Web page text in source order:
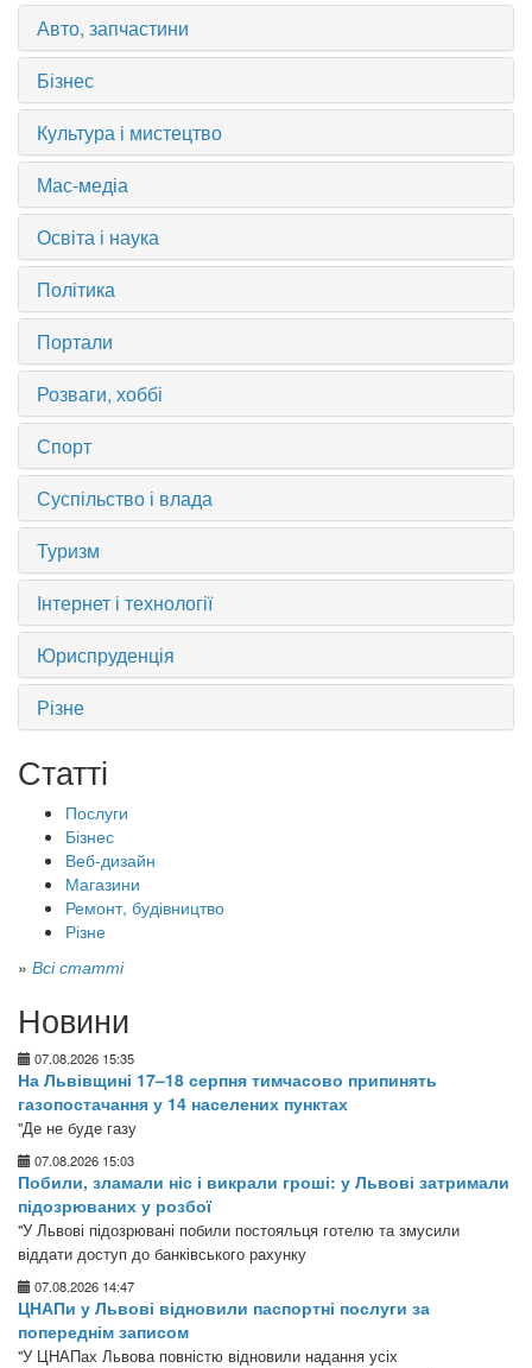
Авто, запчастини
Бізнес
Культура і мистецтво
Мас-медіа
Освіта і наука
Політика
Портали
Розваги, хоббі
Спорт
Суспільство і влада
Туризм
Інтернет і технології
Юриспруденція
Різне
Статті
Послуги
Бізнес
Веб-дизайн
Магазини
Ремонт, будівництво
Різне
» Всі статті
Новини
07.08.2026 15:35
На Львівщині 17–18 серпня тимчасово припинять
газопостачання у 14 населених пунктах
"Де не буде газу
07.08.2026 15:03
Побили, зламали ніс і викрали гроші: у Львові затримали
підозрюваних у розбої
"У Львові підозрювані побили постояльця готелю та змусили
віддати доступ до банківського рахунку
07.08.2026 14:47
ЦНАПи у Львові відновили паспортні послуги за
попереднім записом
"У ЦНАПах Львова повністю відновили надання усіх